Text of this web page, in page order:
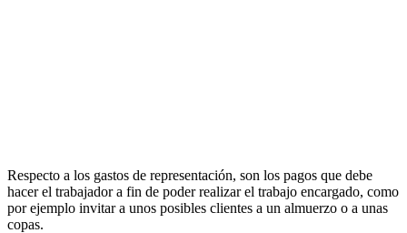
Respecto a los gastos de representación, son los pagos que debe
hacer el trabajador a fin de poder realizar el trabajo encargado, como
por ejemplo invitar a unos posibles clientes a un almuerzo o a unas
copas.